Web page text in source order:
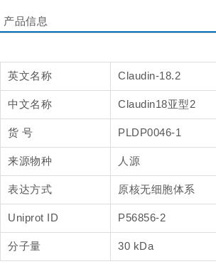
产品信息
英文名称 Claudin-18.2
中文名称 Claudin18亚型2
货 号 PLDP0046-1
来源物种 人源
表达方式 原核无细胞体系
Uniprot ID P56856-2
分子量 30 kDa